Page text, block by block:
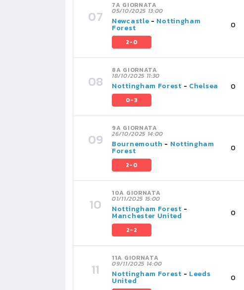
7A GIORNATA
05/10/2025 13:00
Newcastle - Nottingham
Forest
2-0
0
8A GIORNATA
18/10/2025 11:30
Nottingham Forest - Chelsea
0-3
0
9A GIORNATA
26/10/2025 14:00
Bournemouth - Nottingham
Forest
2-0
0
10A GIORNATA
01/11/2025 15:00
Nottingham Forest -
Manchester United
2-2
0
11A GIORNATA
09/11/2025 14:00
Nottingham Forest - Leeds
United 0